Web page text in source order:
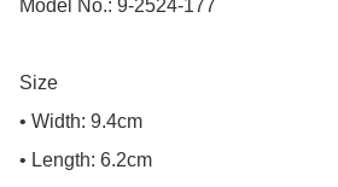
Model No.: 9-2524-177
Size
• Width: 9.4cm
• Length: 6.2cm